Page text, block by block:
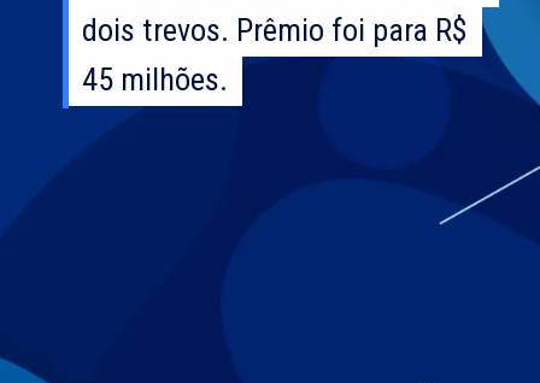
dois trevos. Prêmio foi para R$
45 milhões.
dois trevos. Prêmio foi para R$
45 milhões.